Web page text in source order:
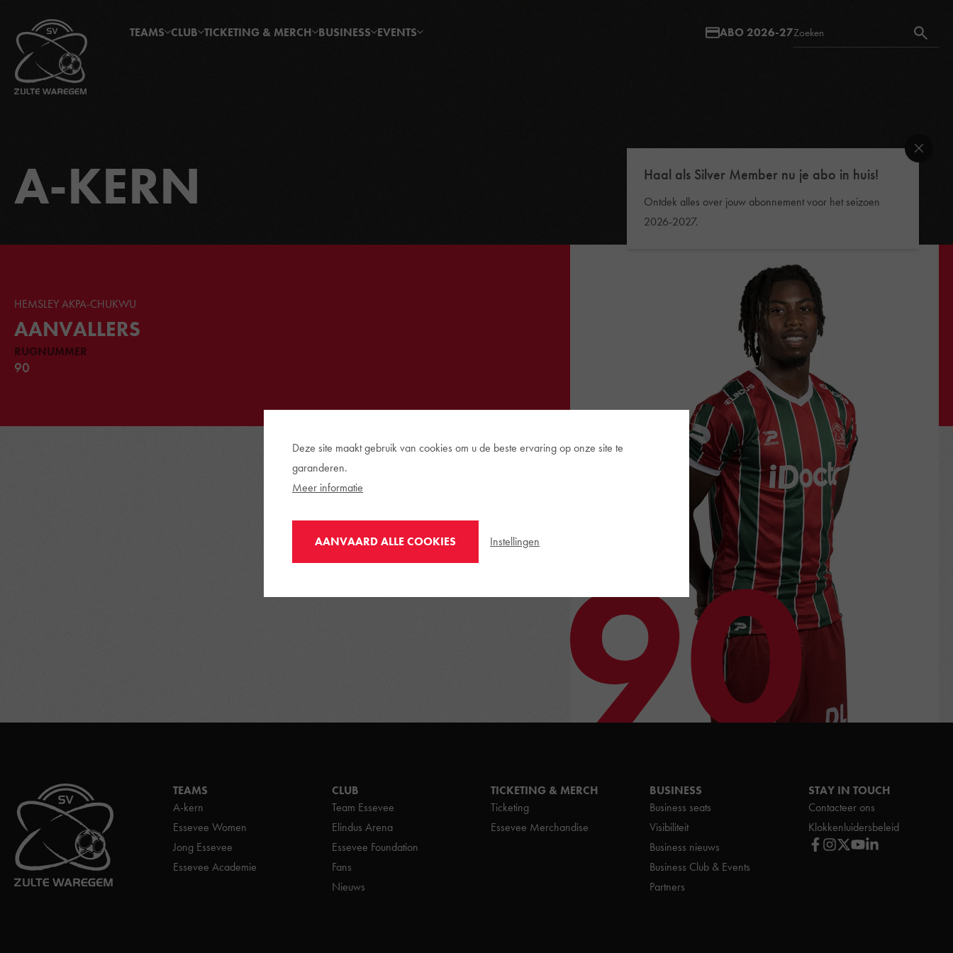
Haal als Silver Member nu je abo in huis!
Ontdek alles over jouw abonnement voor het seizoen
2026-2027.
TEAMS CLUB TICKETING & MERCH BUSINESS EVENTS ABO 2026-27
A-KERN
HEMSLEY AKPA-CHUKWU
AANVALLERS
RUGNUMMER
90
90
TEAMS
A-kern
Essevee Women
Jong Essevee
Essevee Academie
CLUB
Team Essevee
Elindus Arena
Essevee Foundation
Fans
Nieuws
TICKETING & MERCH
Ticketing
Essevee Merchandise
BUSINESS
Business seats
Visibiliteit
Business nieuws
Business Club & Events
Partners
STAY IN TOUCH
Contacteer ons
Klokkenluidersbeleid
Deze site maakt gebruik van cookies om u de beste ervaring op onze site te
garanderen.
Meer informatie
AANVAARD ALLE COOKIES Instellingen